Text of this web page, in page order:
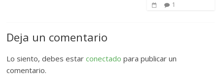
1
Deja un comentario
Lo siento, debes estarconectado para publicar un
comentario.